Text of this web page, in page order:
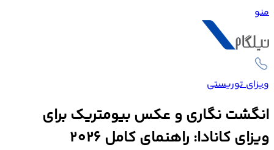
منو
ویزای توریستی
انگشت نگاری و عکس بیومتریک برای
ویزای کانادا: راهنمای کامل 2026